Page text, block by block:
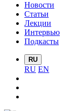
Новости
Статьи
Лекции
Интервью
Подкасты
RU
RU EN